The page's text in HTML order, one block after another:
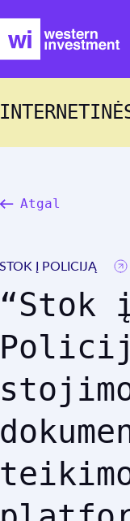
Atgal
STOK Į POLICIJĄ
“Stok